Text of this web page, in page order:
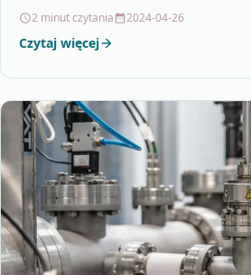
zaworów…
2 minut czytania 2024-04-26
Czytaj więcej